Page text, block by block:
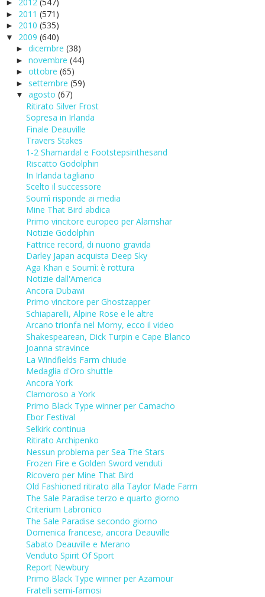
►
► 2011 (571)
► 2010 (535)
▼ 2009 (640)
► dicembre (38)
► novembre (44)
► ottobre (65)
► settembre (59)
▼ agosto (67)
Ritirato Silver Frost
Sopresa in Irlanda
Finale Deauville
Travers Stakes
1-2 Shamardal e Footstepsinthesand
Riscatto Godolphin
In Irlanda tagliano
Scelto il successore
Soumì risponde ai media
Mine That Bird abdica
Primo vincitore europeo per Alamshar
Notizie Godolphin
Fattrice record, di nuono gravida
Darley Japan acquista Deep Sky
Aga Khan e Soumì: è rottura
Notizie dall'America
Ancora Dubawi
Primo vincitore per Ghostzapper
Schiaparelli, Alpine Rose e le altre
Arcano trionfa nel Morny, ecco il video
Shakespearean, Dick Turpin e Cape Blanco
Joanna stravince
La Windfields Farm chiude
Medaglia d'Oro shuttle
Ancora York
Clamoroso a York
Primo Black Type winner per Camacho
Ebor Festival
Selkirk continua
Ritirato Archipenko
Nessun problema per Sea The Stars
Frozen Fire e Golden Sword venduti
Ricovero per Mine That Bird
Old Fashioned ritirato alla Taylor Made Farm
The Sale Paradise terzo e quarto giorno
Criterium Labronico
The Sale Paradise secondo giorno
Domenica francese, ancora Deauville
Sabato Deauville e Merano
Venduto Spirit Of Sport
Report Newbury
Primo Black Type winner per Azamour
Fratelli semi-famosi